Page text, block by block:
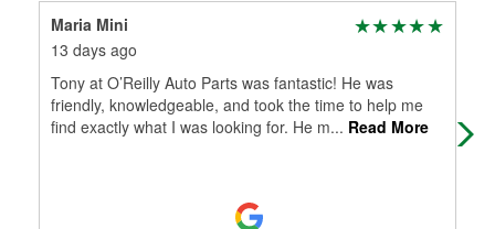
Maria Mini
13 days ago
Tony at O’Reilly Auto Parts was fantastic! He was
friendly, knowledgeable, and took the time to help me
find exactly what I was looking for. He m... Read More